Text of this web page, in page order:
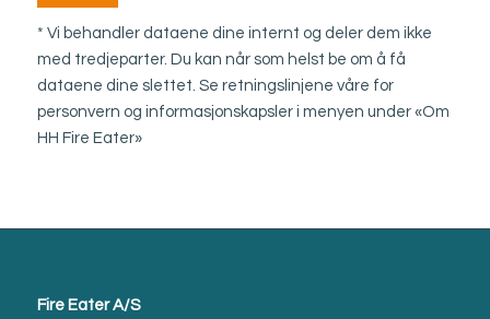
* Vi behandler dataene dine internt og deler dem ikke
med tredjeparter. Du kan når som helst be om å få
dataene dine slettet. Se retningslinjene våre for
personvern og informasjonskapsler i menyen under «Om
HH Fire Eater»
Fire Eater A/S